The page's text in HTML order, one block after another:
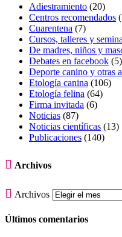
Adiestramiento (20)
Centros recomendados
Cuarentena (7)
Cursos, talleres y
De madres, niños y
Debates en facebook (5)
Deporte canino y otras
Etología canina (106)
Etología felina (64)
Firma invitada (6)
Noticias (87)
Noticias científicas (13)
Publicaciones (140)
 Archivos
 Archivos
Últimos comentarios